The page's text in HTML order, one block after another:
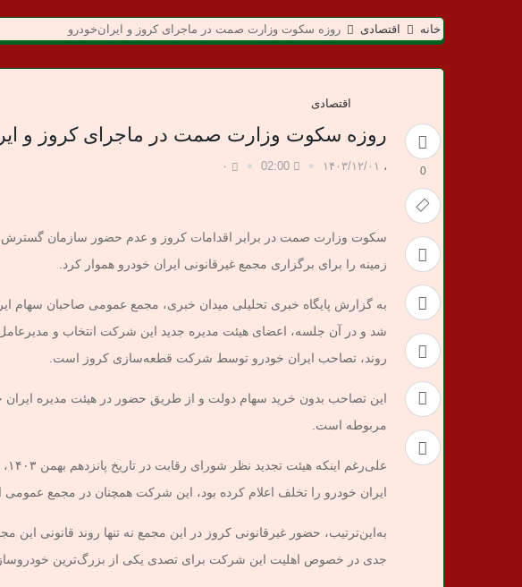
ی
ا
ن
خ
ب
ر
ی
خانه اقتصادی روزه سکوت وزارت صمت در ماجرای کروز و ایران‌خودرو
0
اقتصادی
روزه سکوت وزارت صمت در ماجرای کروز و
، ۱۴۰۳/۱۲/۰۱ 02:00 ۰
سکوت وزارت صمت در برابر اقدامات کروز و عدم حضور سازمان گسترش و
زمینه را برای برگزاری مجمع غیرقانونی ایران خودرو هموار کرد.
شد و در آن جلسه، اعضای هیئت مدیره جدید این شرکت انتخاب و مدیرعامل
روند، تصاحب ایران خودرو توسط شرکت قطعه‌سازی کروز است.
این تصاحب بدون خرید سهام دولت و از طریق حضور در هیئت مدیره
مربوطه است.
ایران خودرو را تخلف اعلام کرده بود، این شرکت همچنان در مجمع عمومی
به‌این‌ترتیب، حضور غیرقانونی کروز در این مجمع نه تنها روند قانونی این
جدی در خصوص اهلیت این شرکت برای تصدی یکی از بزرگ‌ترین